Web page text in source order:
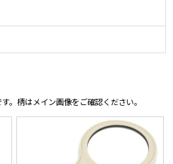
。柄はメイン画像をご確認ください。